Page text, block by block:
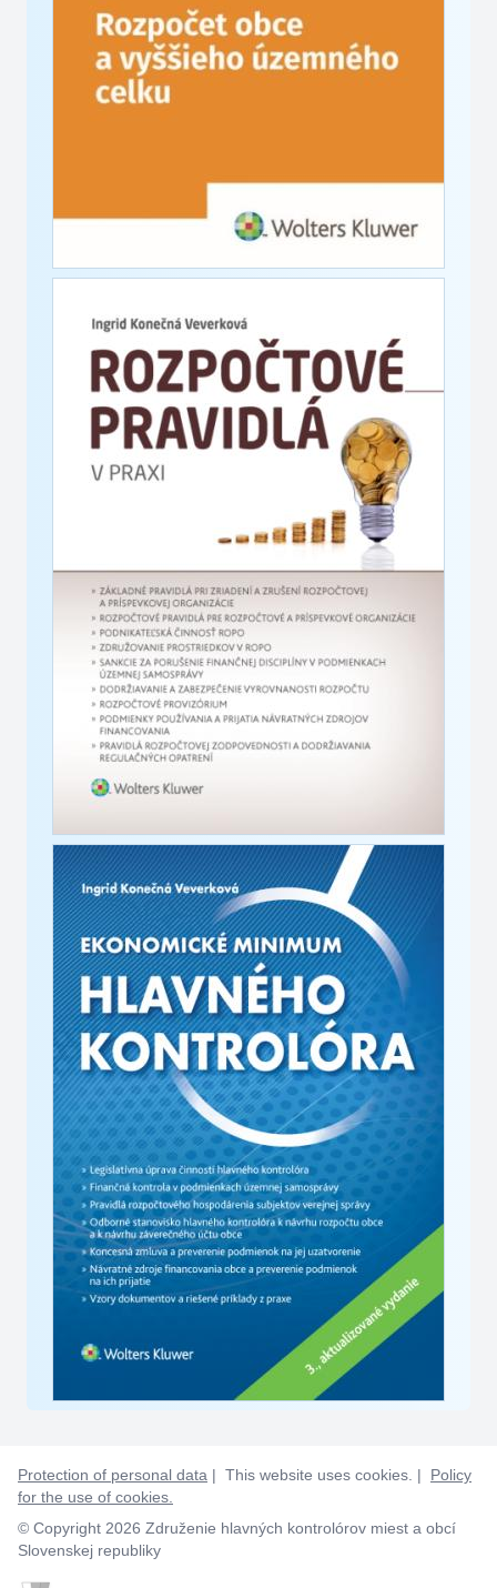
Protection of personal data | This website uses cookies. | Policy
for the use of cookies.
© Copyright 2026 Združenie hlavných kontrolórov miest a obcí
Slovenskej republiky